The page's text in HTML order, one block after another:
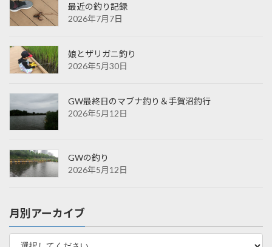
最近の釣り記録
2026年7月7日
娘とザリガニ釣り
2026年5月30日
GW最終日のマブナ釣り＆手賀沼釣行
2026年5月12日
GWの釣り
2026年5月12日
月別アーカイブ